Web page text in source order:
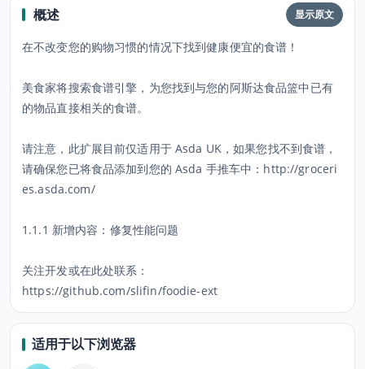
概述 显示原文
在不改变您的购物习惯的情况下找到健康便宜的食谱！
美食家将搜索食谱引擎，为您找到与您的阿斯达食品篮中已有
的物品直接相关的食谱。
请注意，此扩展目前仅适用于 Asda UK，如果您找不到食谱，
请确保您已将食品添加到您的 Asda 手推车中：http://groceri
es.asda.com/
1.1.1 新增内容：修复性能问题
关注开发或在此处联系：
https://github.com/slifin/foodie-ext
适用于以下浏览器